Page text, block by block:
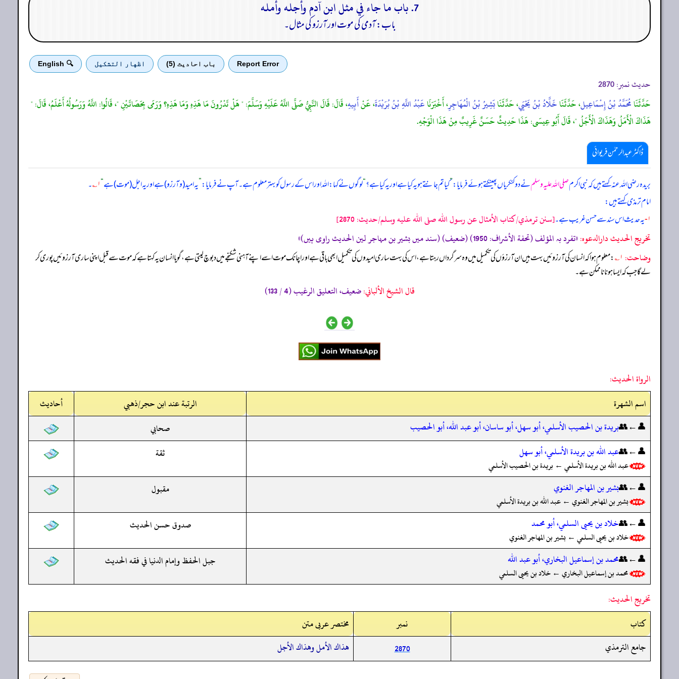
7. باب ما جاء في مثل ابن آدم وأجله وأمله
باب: آدمی کی موت اور آرزو کی مثال۔
Report Error باب احادیث (5) اظهار التشكيل 🔍 English
حدیث نمبر: 2870
حَدَّثَنَامُحَمَّدُ بْنُ إِسْمَاعِيل، حَدَّثَنَاخَلَّادُ بْنُ يَحْيَي، حَدَّثَنَابَشِيرُ بْنُ الْمُهَاجِرِ، أَخْبَرَنَاعَبْدُ اللَّهِ بْنُ بُرَيْدَةَ، عَنْأَبِيهِ، قَالَ: قَالَ النَّبِيُّ صَلَّى اللَّهُ عَلَيْهِ وَسَلَّمَ: " هَلْ تَدْرُونَ مَا هَذِهِ وَمَا هَذِهِ؟ وَرَمَى بِحَصَاتَيْنِ "، قَالُوا: اللَّهُ وَرَسُولُهُ أَعْلَمُ، قَالَ: "
هَذَاكَ الْأَمَلُ وَهَذَاكَ الْأَجَلُ "، قَالَ أَبُو عِيسَى: هَذَا حَدِيثٌ حَسَنٌ غَرِيبٌ مِنْ هَذَا الْوَجْهِ.
ڈاکٹر عبدالرحمٰن فریوائی
بریدہ رضی الله عنہ کہتے ہیں کہنبی اکرمصلی اللہ علیہ وسلمنے دو کنکریاں پھینکتے ہوئے فرمایا:”کیا تم جانتے ہو یہ کیا ہے اور یہ کیا ہے؟“لوگوں نے کہا: اللہ اور اس کے رسول کو بہتر معلوم ہے۔ آپ نے فرمایا:”یہ امید (و آرزو) ہے اور یہ اجل (موت) ہے“۱؎ ۔
امام ترمذی کہتے ہیں:
۱- یہ حدیث اس سند سے حسن غریب ہے۔[سنن ترمذي/كتاب الأمثال عن رسول الله صلى الله عليه وسلم/حدیث: 2870]
تخریج الحدیث دارالدعوہ:«تفرد بہ المؤلف (تحفة الأشراف: 1950) (ضعیف) (سند میں بشیر بن مہاجر لین الحدیث راوی ہیں)»
وضاحت: ۱؎ : معلوم ہوا کہ انسان کی آرزوئیں بہت ہیں ان آرزؤں کی تکمیل میں وہ سرگرداں رہتا ہے، اس کی بہت ساری امیدوں کی تکمیل ابھی باقی ہے اور اچانک موت اسے اپنے آہنی شکنجے میں دبوچ لیتی ہے، گویا انسان یہ کہتا ہے کہ موت سے قبل اپنی ساری آرزوئیں پوری کر
لے گا جب کہ ایسا ہونا ناممکن ہے۔
قال الشيخ الألباني:ضعيف، التعليق الرغيب (4 / 133)
الرواة الحديث:
اسم الشهرة
الرتبة عند ابن حجر/ذهبي
أحاديث
👤←👥بريدة بن الحصيب الأسلمي، أبو سهل، أبو ساسان، أبو عبد الله، أبو الحصيب
صحابي
👤←👥عبد الله بن بريدة الأسلمي، أبو سهل
عبد الله بن بريدة الأسلمي ← بريدة بن الحصيب الأسلمي
ثقة
👤←👥بشير بن المهاجر الغنوي
بشير بن المهاجر الغنوي ← عبد الله بن بريدة الأسلمي
مقبول
👤←👥خلاد بن يحيى السلمي، أبو محمد
خلاد بن يحيى السلمي ← بشير بن المهاجر الغنوي
صدوق حسن الحديث
👤←👥محمد بن إسماعيل البخاري، أبو عبد الله
محمد بن إسماعيل البخاري ← خلاد بن يحيى السلمي
جبل الحفظ وإمام الدنيا في فقه الحديث
تخريج الحديث:
کتاب
نمبر
مختصر عربی متن
جامع الترمذي
2870 هذاك الأمل وهذاك الأجل